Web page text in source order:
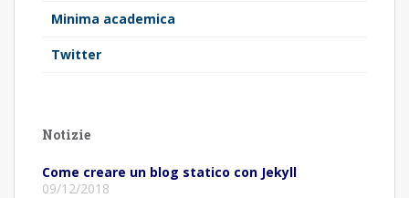
Minima academica
Twitter
Notizie
Come creare un blog statico con Jekyll
09/12/2018